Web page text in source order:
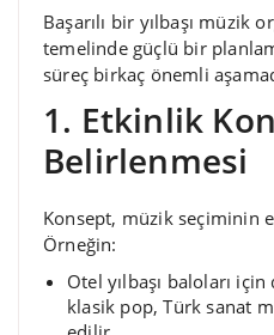
Başarılı bir yılbaşı müzik
temelinde güçlü bir
süreç birkaç önemli
1. Etkinlik
Belirlenmesi
Konsept, müzik seçiminin
Örneğin:
Otel yılbaşı baloları
klasik pop, Türk sanat